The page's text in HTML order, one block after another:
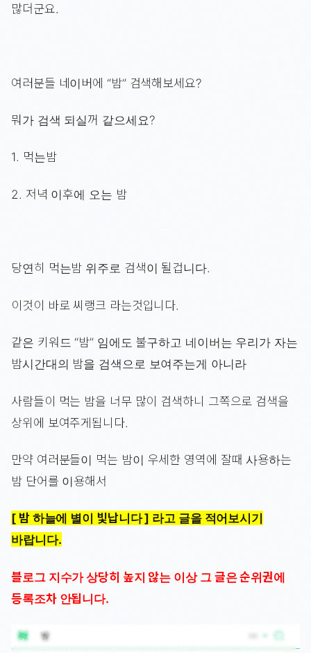
많더군요.
여러분들 네이버에 “밤” 검색해보세요?
뭐가 검색 되실꺼 같으세요?
1. 먹는밤
2. 저녁 이후에 오는 밤
당연히 먹는밤 위주로 검색이 될겁니다.
이것이 바로 씨랭크 라는것입니다.
같은 키워드 “밤” 임에도 불구하고 네이버는 우리가 자는
밤시간대의 밤을 검색으로 보여주는게 아니라
사람들이 먹는 밤을 너무 많이 검색하니 그쪽으로 검색을
상위에 보여주게됩니다.
만약 여러분들이 먹는 밤이 우세한 영역에 잘때 사용하는
밤 단어를 이용해서
[ 밤 하늘에 별이 빛납니다 ] 라고 글을 적어보시기
바랍니다.
블로그 지수가 상당히 높지 않는 이상 그 글은 순위권에
등록조차 안됩니다.